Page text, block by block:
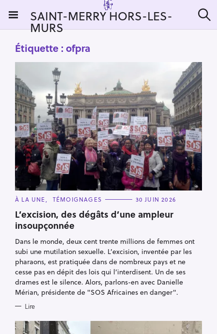
i
SAINT-MERRY HORS-LES-
MURS e
Étiquette : ofpra
C
T
E
G
O
I
E
S
À LA UNE TÉMOIGNAGES 30 JUIN 2026
L’excision, des dégâts d’une ampleur
insoupçonnée
Dans le monde, deux cent trente millions de femmes ont
subi une mutilation sexuelle. L’excision, inventée par les
pharaons, est pratiquée dans de nombreux pays et ne
cesse pas en dépit des lois qui l’interdisent. Un de ses
drames est le silence. Alors, parlons-en avec Danielle
Mérian, présidente de "SOS Africaines en danger".
Lire